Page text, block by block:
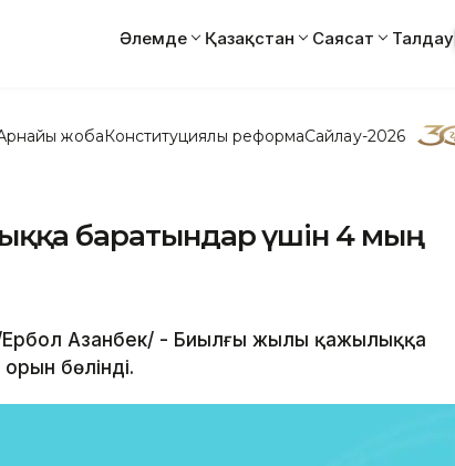
Әлемде Қазақстан Саясат Талдау
жобаКонституциялық реформаСайлау-2026
баратындар үшін 4 мың
/Ербол Азанбек/ - Биылғы жылы қажылыққа
бөлінді.